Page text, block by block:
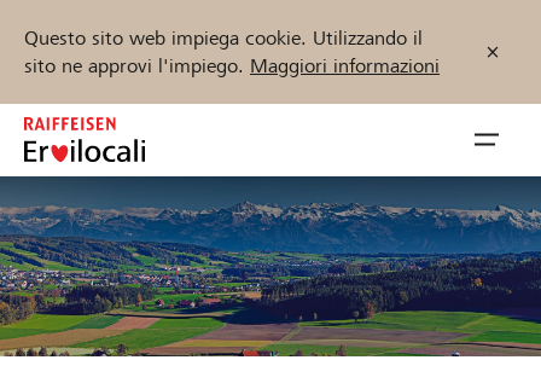
Questo sito web impiega cookie. Utilizzando il
sito ne approvi l'impiego. Maggiori informazioni
Zum
Inhalt
springen
öffnen
Trova progetti e organizzazioni
Inizia ora